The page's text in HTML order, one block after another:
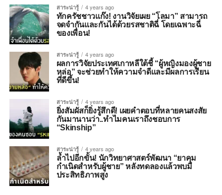
สาระน่ารู้ 4 years ago
ทักครัชชาวแก๊ง! งานวิจัยเผย “โลมา” สามารถ
จดจำกันและกันได้ด้วยรสชาติฉี่ โดยเฉพาะฉี่
ของเพื่อน!
สาระน่ารู้ 4 years ago
ผลการวิจัยประเทศเกาหลีใต้ชี้ “ผู้หญิงมองผู้ชาย
หล่อ” จะช่วยทำให้ความจำดีและมีผลการเรียน
ที่ดีขึ้น!
สาระน่ารู้ 4 years ago
ยิ่งสัมผัสก็ยิ่งรู้สึกดี! เผยคำตอบที่หลายคนสงสัย
กันมานานว่า..ทำไมคนเราถึงชอบการ
“Skinship”
สาระน่ารู้ 4 years ago
ล้ำไปอีกขั้น! นักวิทยาศาสตร์พัฒนา “ยาคุม
กำเนิดสำหรับผู้ชาย” หลังทดลองแล้วพบมี
ประสิทธิภาพสูง